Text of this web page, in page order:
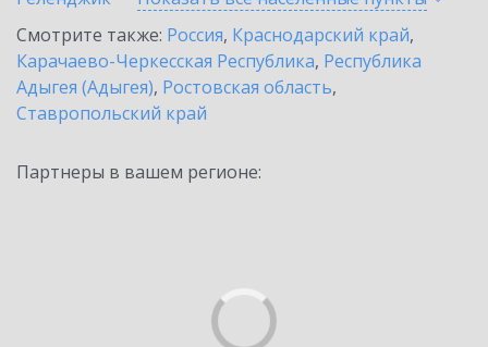
Смотрите также: Россия, Краснодарский край,
Карачаево-Черкесская Республика, Республика
Адыгея (Адыгея), Ростовская область,
Ставропольский край
Партнеры в вашем регионе: